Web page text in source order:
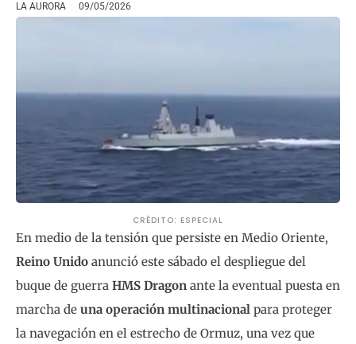
LA AURORA 09/05/2026
CRÉDITO: ESPECIAL
En medio de la tensión que persiste en Medio Oriente,
Reino Unido anunció este sábado el despliegue del
buque de guerra HMS Dragon ante la eventual puesta en
marcha de una operación multinacional para proteger
la navegación en el estrecho de Ormuz, una vez que